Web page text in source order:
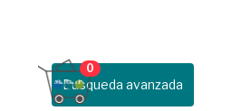
Busqueda avanzada
0